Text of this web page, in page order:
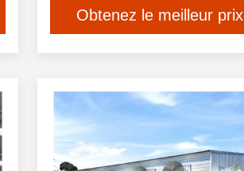
Obtenez le meilleur prix